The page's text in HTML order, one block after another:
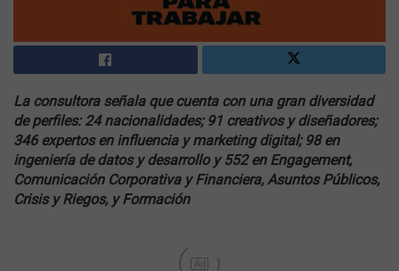
La consultora señala que cuenta con una gran diversidad
de perfiles: 24 nacionalidades; 91 creativos y diseñadores;
346 expertos en influencia y marketing digital; 98 en
ingeniería de datos y desarrollo y 552 en Engagement,
Comunicación Corporativa y Financiera, Asuntos Públicos,
Crisis y Riegos, y Formación
Ad